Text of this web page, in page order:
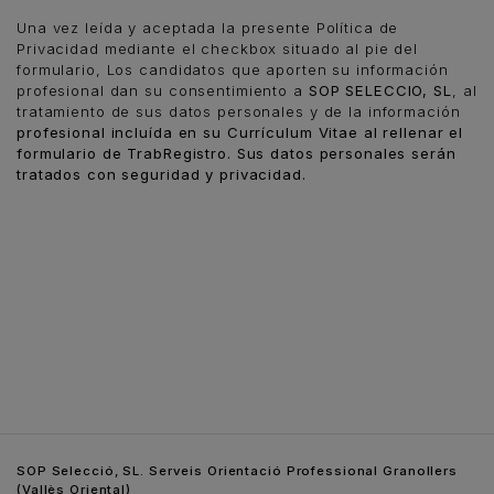
Una vez leída y aceptada la presente Política de
Privacidad mediante el checkbox situado al pie del
formulario, Los candidatos que aporten su información
profesional dan su consentimiento a SOP SELECCIO, SL
, al
tratamiento de sus datos personales y de la información
profesional incluída en su Currículum Vitae al rellenar el
formulario de TrabRegistro. Sus datos personales serán
tratados con seguridad y privacidad.
SOP Selecció, SL. Serveis Orientació Professional Granollers
(Vallès Oriental)